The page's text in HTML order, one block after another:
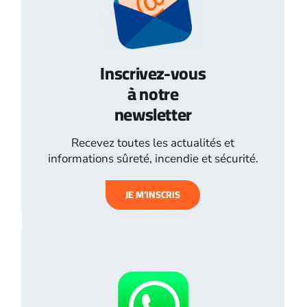
Inscrivez-vous
à notre
newsletter
Recevez toutes les actualités et
informations sûreté, incendie et sécurité.
JE M’INSCRIS